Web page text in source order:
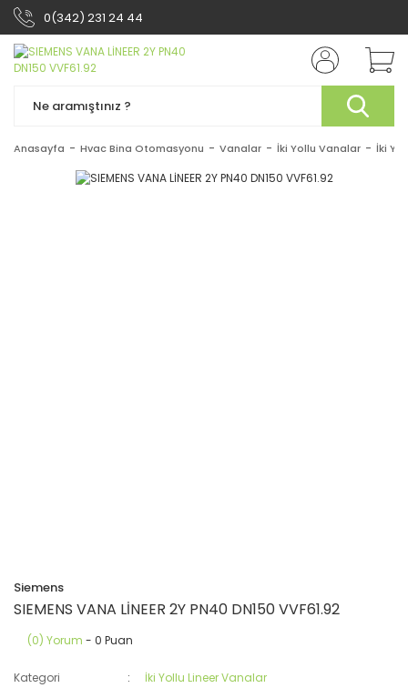
0(342) 231 24 44
Anasayfa Hvac Bina Otomasyonu Vanalar İki Yollu Vanalar İki
Siemens
SIEMENS VANA LİNEER 2Y PN40 DN150 VVF61.92
(0) Yorum - 0 Puan
Kategori
İki Yollu Lineer Vanalar